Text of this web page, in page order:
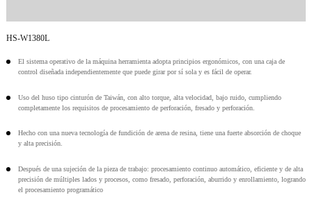
HS-W1380L
El sistema operativo de la máquina herramienta adopta principios ergonómicos, con una caja de
control diseñada independientemente que puede girar por sí sola y es fácil de operar.
Uso del huso tipo cinturón de Taiwán, con alto torque, alta velocidad, bajo ruido, cumpliendo
completamente los requisitos de procesamiento de perforación, fresado y perforación.
Hecho con una nueva tecnología de fundición de arena de resina, tiene una fuerte absorción de choque
y alta precisión.
Después de una sujeción de la pieza de trabajo: procesamiento continuo automático, eficiente y de alta
precisión de múltiples lados y procesos, como fresado, perforación, aburrido y enrollamiento, logrando
el procesamiento programático